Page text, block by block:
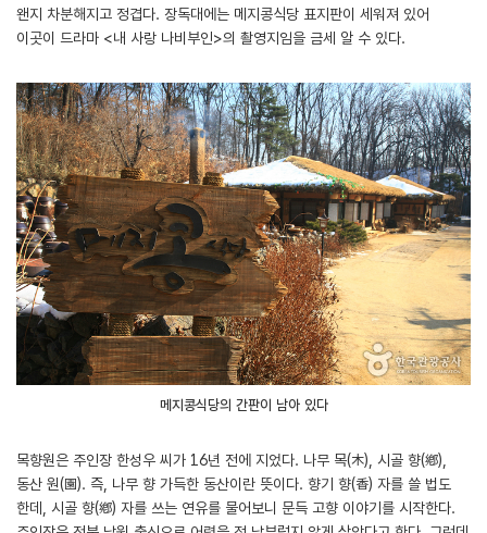
왠지 차분해지고 정겹다. 장독대에는 메지콩식당 표지판이 세워져 있어
이곳이 드라마 <내 사랑 나비부인>의 촬영지임을 금세 알 수 있다.
메지콩식당의 간판이 남아 있다
목향원은 주인장 한성우 씨가 16년 전에 지었다. 나무 목(木), 시골 향(鄕),
동산 원(園). 즉, 나무 향 가득한 동산이란 뜻이다. 향기 향(香) 자를 쓸 법도
한데, 시골 향(鄕) 자를 쓰는 연유를 물어보니 문득 고향 이야기를 시작한다.